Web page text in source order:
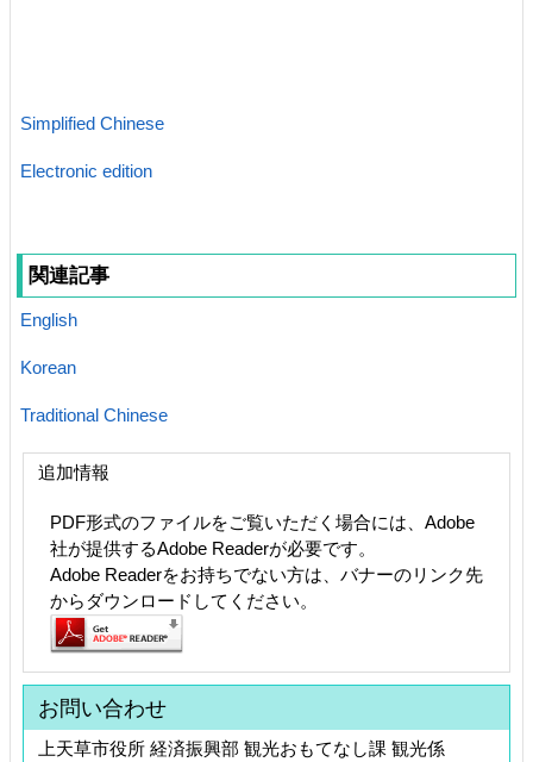
Simplified Chinese
Electronic edition
関連記事
English
Korean
Traditional Chinese
追加情報
PDF形式のファイルをご覧いただく場合には、Adobe
社が提供するAdobe Readerが必要です。
Adobe Readerをお持ちでない方は、バナーのリンク先
からダウンロードしてください。
お問い合わせ
上天草市役所 経済振興部 観光おもてなし課 観光係